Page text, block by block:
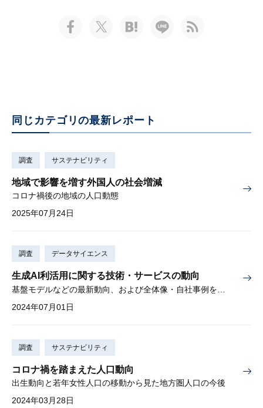
同じカテゴリの最新レポート
調査 サステナビリティ
地域で影響を増す外国人の社会増減
コロナ禍後の地域の人口動態
2025年07月24日
調査 データサイエンス
生成AI利活用に関する技術・サービスの動向
2024年07月01日
調査 サステナビリティ
コロナ禍を踏まえた人口動向
出生動向と若年女性人口の移動から見た地方圏人口の今後
2024年03月28日